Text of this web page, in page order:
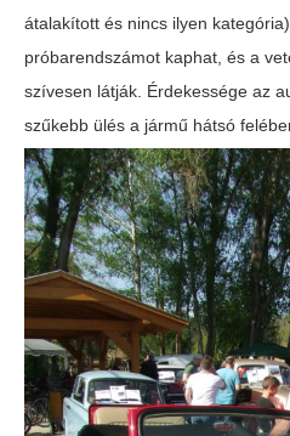
átalakított és nincs ilyen
próbarendszámot kaphat, és a
szívesen látják. Érdekessége az
szűkebb ülés a jármű hátsó